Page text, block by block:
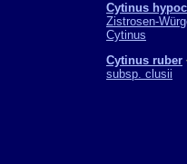
Cytinus
Zistrosen-
Cytinus
Cytinus ruber
subsp. clusii